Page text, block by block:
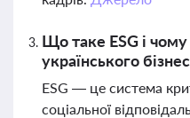
Що таке ESG і
українського
ESG — це система
соціальної